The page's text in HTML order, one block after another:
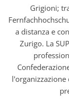
Grigioni;
a distanza e
Zurigo. La